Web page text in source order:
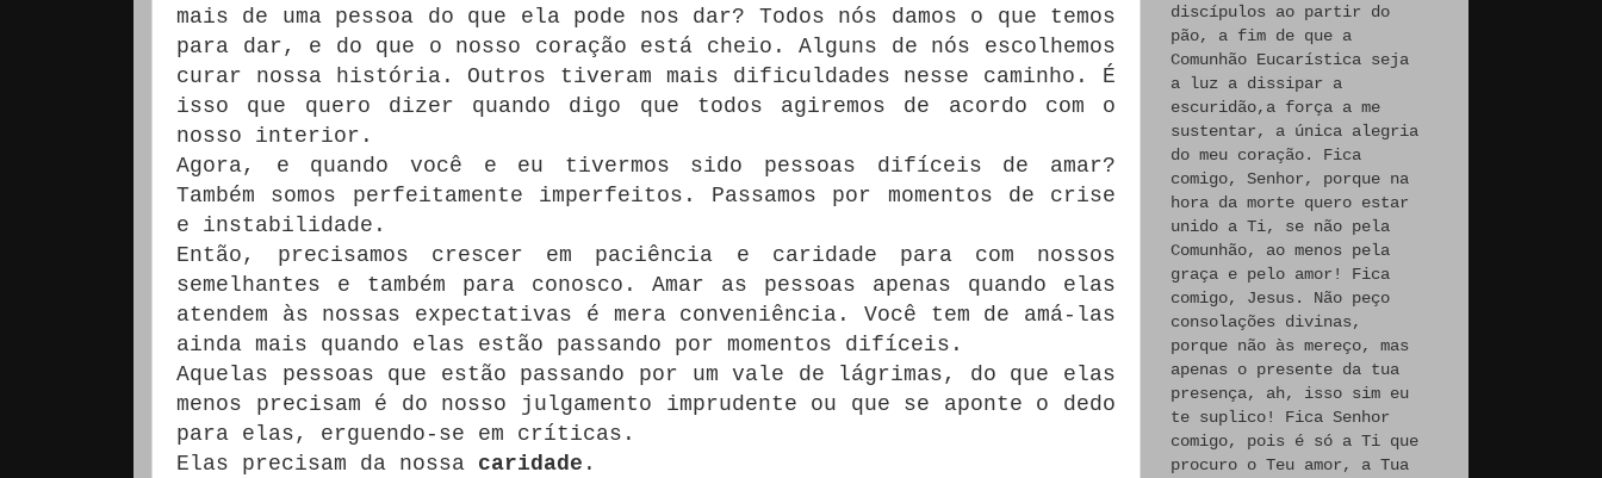
mais de uma pessoa do que ela pode nos dar? Todos nós damos o que temos
para dar, e do que o nosso coração está cheio. Alguns de nós escolhemos
curar nossa história. Outros tiveram mais dificuldades nesse caminho. É
isso que quero dizer quando digo que todos agiremos de acordo com o
nosso interior.
Agora, e quando você e eu tivermos sido pessoas difíceis de amar?
Também somos perfeitamente imperfeitos. Passamos por momentos de crise
e instabilidade.
Então, precisamos crescer em paciência e caridade para com nossos
semelhantes e também para conosco. Amar as pessoas apenas quando elas
atendem às nossas expectativas é mera conveniência. Você tem de amá-las
ainda mais quando elas estão passando por momentos difíceis.
Aquelas pessoas que estão passando por um vale de lágrimas, do que elas
menos precisam é do nosso julgamento imprudente ou que se aponte o dedo
para elas, erguendo-se em críticas.
Elas precisam da nossa caridade .
discípulos ao partir do
pão, a fim de que a
Comunhão Eucarística seja
a luz a dissipar a
escuridão,a força a me
sustentar, a única alegria
do meu coração. Fica
comigo, Senhor, porque na
hora da morte quero estar
unido a Ti, se não pela
Comunhão, ao menos pela
graça e pelo amor! Fica
comigo, Jesus. Não peço
consolações divinas,
porque não às mereço, mas
apenas o presente da tua
presença, ah, isso sim eu
te suplico! Fica Senhor
comigo, pois é só a Ti que
procuro o Teu amor, a Tua